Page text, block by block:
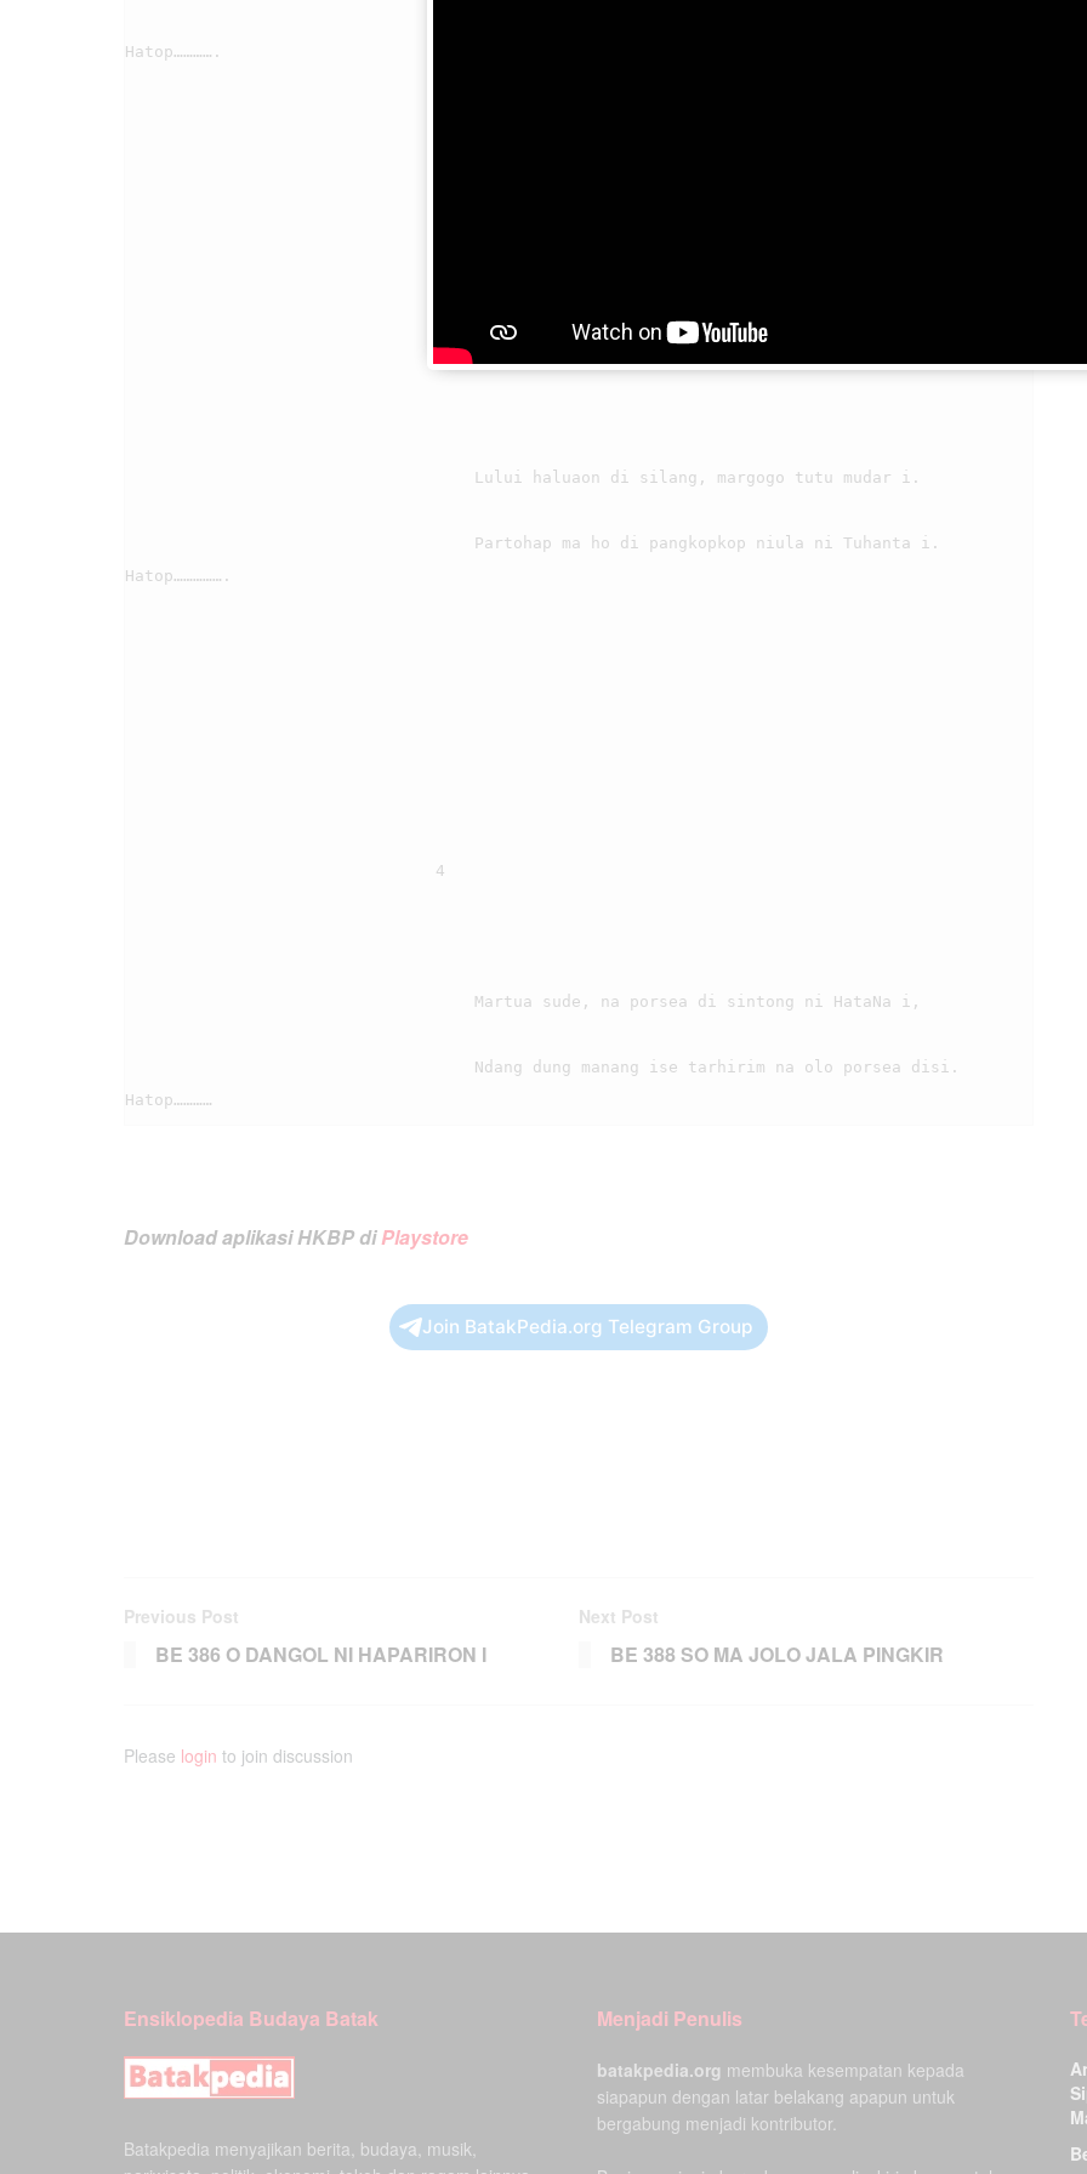
Hatop………….
                                3
Hatop…………….
Download aplikasi HKBP diPlaystore
Join BatakPedia.org Telegram Group
Previous Post
BE 386 O DANGOL NI HAPARIRON I
Next Post
BE 388 SO MA JOLO JALA PINGKIR
Please login to join discussion
Ensiklopedia Budaya Batak
Batakpedia menyajikan berita, budaya, musik,
Menjadi Penulis
batakpedia.org membuka kesempatan kepada
siapapun dengan latar belakang apapun untuk
bergabung menjadi kontributor.